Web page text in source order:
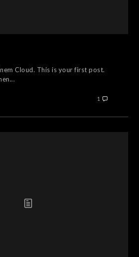
Cloud. This is your first post.
1